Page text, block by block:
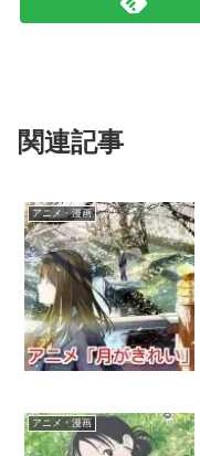
関連記事
アニメ・漫画
アニメ・漫画